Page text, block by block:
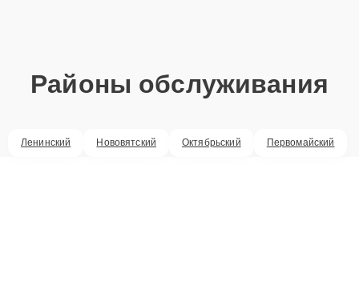
Районы обслуживания
Ленинский Нововятский Октябрьский Первомайский